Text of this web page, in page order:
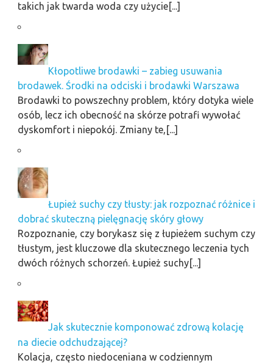
takich jak twarda woda czy użycie[...]
Kłopotliwe brodawki – zabieg usuwania
brodawek. Środki na odciski i brodawki Warszawa
Brodawki to powszechny problem, który dotyka wiele
osób, lecz ich obecność na skórze potrafi wywołać
dyskomfort i niepokój. Zmiany te,[...]
Łupież suchy czy tłusty: jak rozpoznać różnice i
dobrać skuteczną pielęgnację skóry głowy
Rozpoznanie, czy borykasz się z łupieżem suchym czy
tłustym, jest kluczowe dla skutecznego leczenia tych
dwóch różnych schorzeń. Łupież suchy[...]
Jak skutecznie komponować zdrową kolację
na diecie odchudzającej?
Kolacja, często niedoceniana w codziennym